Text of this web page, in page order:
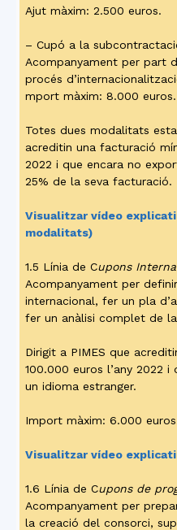
Ajut màxim: 2.500 euros.
– Cupó a la
Acompanyament per part
procés
mport màxim: 8.000 euros.
Totes dues modalitats
acreditin una facturació
2022 i que encara no
25% de la seva facturació.
Visualitzar vídeo
modalitats)
1.5 Línia de Cupons
Acompanyament per
internacional, fer un pla
fer un anàlisi complet de
Dirigit a PIMES que
100.000 euros l’any 2022 i
un idioma estranger.
Import màxim: 6.000
Visualitzar vídeo
1.6 Línia de Cupons de
Acompanyament per
la creació del consorci,